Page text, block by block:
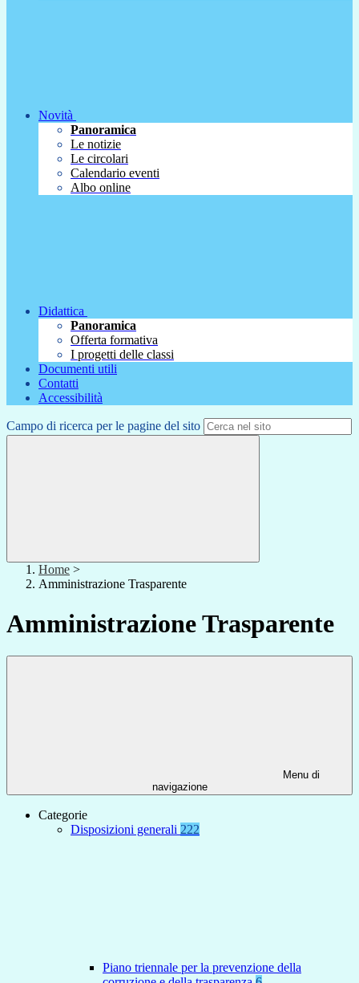
Novità
Panoramica
Le notizie
Le circolari
Calendario eventi
Albo online
Didattica
Panoramica
Offerta formativa
I progetti delle classi
Documenti utili
Contatti
Accessibilità
Campo di ricerca per le pagine del sito
Home >
Amministrazione Trasparente
Amministrazione Trasparente
Menu di
navigazione
Categorie
Disposizioni generali 222
Piano triennale per la prevenzione della